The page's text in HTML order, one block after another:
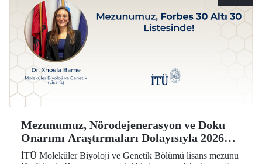
Mezunumuz, Nörodejenerasyon ve Doku
Onarımı Araştırmaları Dolayısıyla 2026
Forbes 30 Altı 30 Listesinde!
İTÜ Moleküler Biyoloji ve Genetik Bölümü lisans mezunu